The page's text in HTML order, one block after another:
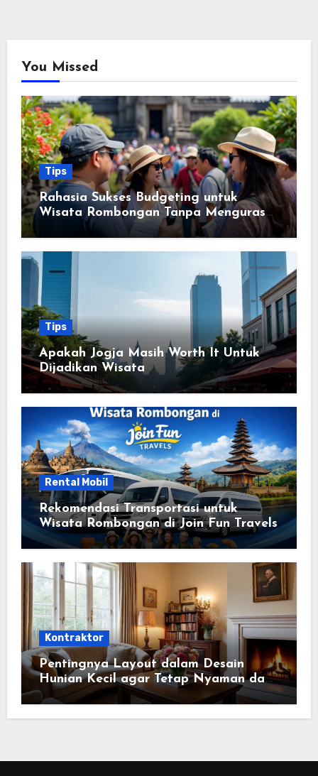
You Missed
Tips
Rahasia Sukses Budgeting untuk
Wisata Rombongan Tanpa Menguras
Kantong
Tips
Apakah Jogja Masih Worth It Untuk
Dijadikan Wisata
Rental Mobil
Rekomendasi Transportasi untuk
Wisata Rombongan di Join Fun Travels
Kontraktor
Pentingnya Layout dalam Desain
Hunian Kecil agar Tetap Nyaman dan
Fungsional